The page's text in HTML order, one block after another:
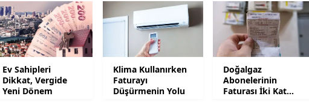
Yozgat
Zonguldak
Aksaray
Bayburt
Ev Sahipleri
Dikkat, Vergide
Yeni Dönem
Klima Kullanırken
Faturayı
Düşürmenin Yolu
Doğalgaz
Abonelerinin
Faturası İki Kat